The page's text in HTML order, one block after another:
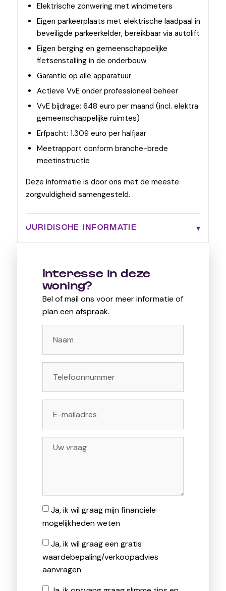
Elektrische zonwering met windmeters
Eigen parkeerplaats met elektrische laadpaal in
beveiligde parkeerkelder, bereikbaar via autolift
Eigen berging en gemeenschappelijke
fietsenstalling in de onderbouw
Garantie op alle apparatuur
Actieve VvE onder professioneel beheer
VvE bijdrage: 648 euro per maand (incl. elektra
gemeenschappelijke ruimtes)
Erfpacht: 1.309 euro per halfjaar
Meetrapport conform branche-brede
meetinstructie
Deze informatie is door ons met de meeste
zorgvuldigheid samengesteld.
JURIDISCHE INFORMATIE
Interesse in deze
woning?
Bel of mail ons voor meer informatie of
plan een afspraak.
Ja, ik wil graag mijn financiële
mogelijkheden weten
Ja, ik wil graag een gratis
waardebepaling/verkoopadvies
aanvragen